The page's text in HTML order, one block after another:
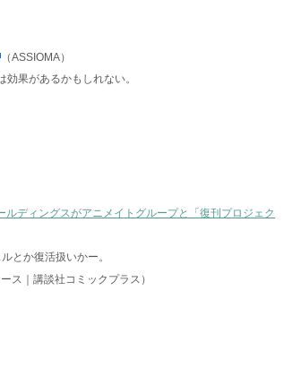
（ASSIOMA）
果があるかもしれない。
ディングスがアニメイトグループと「復刊プロジェク
とか復活扱いかー。
ス｜講談社コミックプラス）